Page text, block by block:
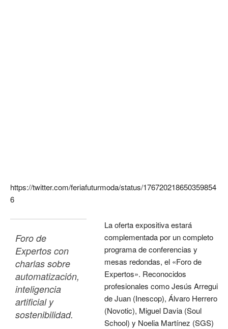
https://twitter.com/feriafuturmoda/status/176720218650359854
6
Foro de
Expertos con
charlas sobre
automatización,
inteligencia
artificial y
sostenibilidad.
La oferta expositiva estará
complementada por un completo
programa de conferencias y
mesas redondas, el «Foro de
Expertos». Reconocidos
profesionales como Jesús Arregui
de Juan (Inescop), Álvaro Herrero
(Novotic), Miguel Davia (Soul
School) y Noelia Martínez (SGS)